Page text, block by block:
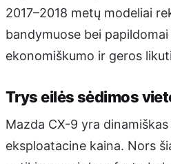
2017–2018 metų modeliai
bandymuose bei
ekonomiškumo ir geros
Trys eilės sėdimos
Mazda CX-9 yra
eksploatacine kaina. Nors